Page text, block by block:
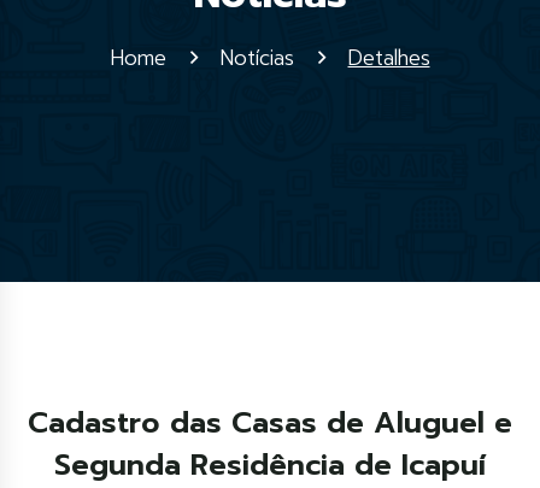
Home Notícias Detalhes
Cadastro das Casas de Aluguel e
Segunda Residência de Icapuí